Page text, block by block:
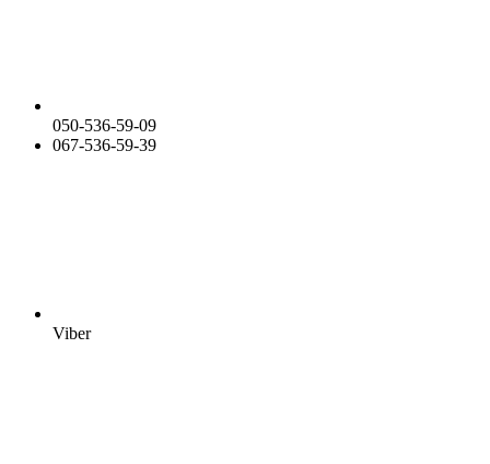
050-536-59-09
067-536-59-39
Viber